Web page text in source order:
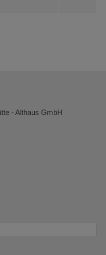
- Althaus GmbH